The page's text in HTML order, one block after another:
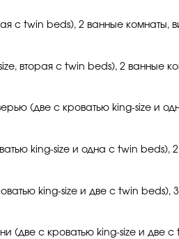
с twin beds), 2 ванные
вторая с twin beds), 2 ванные
(две с кроватью king-size и
king-size и одна с twin beds),
king-size и две с twin beds),
(две с кроватью king-size и две